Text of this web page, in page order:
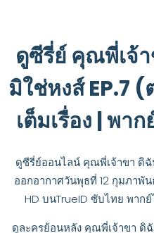
ดูซีรี่ย์ คุณพี่เจ้
มิใช่หงส์ EP.7
เต็มเรื่อง | พา
ดูซีรี่ย์ออนไลน์ คุณพี่เจ้าขา ดิฉั
ออกอากาศวันพุธที่ 12 กุมภาพัน
HD บนTrueID ซับไทย พาก
ดูละครย้อนหลัง คุณพี่เจ้าขา ดิ